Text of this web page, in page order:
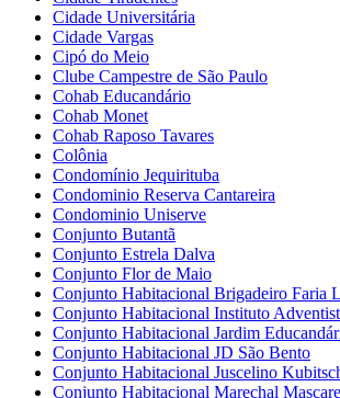
Cidade Universitária
Cidade Vargas
Cipó do Meio
Clube Campestre de São Paulo
Cohab Educandário
Cohab Monet
Cohab Raposo Tavares
Colônia
Condomínio Jequirituba
Condominio Reserva Cantareira
Condominio Uniserve
Conjunto Butantã
Conjunto Estrela Dalva
Conjunto Flor de Maio
Conjunto Habitacional Brigadeiro Faria
Conjunto Habitacional Instituto
Conjunto Habitacional Jardim
Conjunto Habitacional JD São Bento
Conjunto Habitacional Juscelino
Conjunto Habitacional Marechal